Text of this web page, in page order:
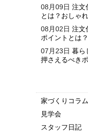
08月09日 注文
とは？おしゃ
08月02日 注文
ポイントとは？
07月23日 暮ら
押さえるべき
家づくりコラム
見学会
スタッフ日記